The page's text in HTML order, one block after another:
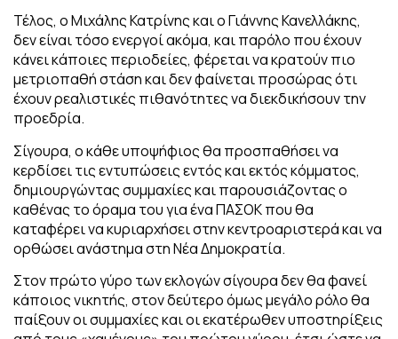
Τέλος, ο Μιχάλης Κατρίνης και ο Γιάννης Κανελλάκης,
δεν είναι τόσο ενεργοί ακόμα, και παρόλο που έχουν
κάνει κάποιες περιοδείες, φέρεται να κρατούν πιο
μετριοπαθή στάση και δεν φαίνεται προσώρας ότι
έχουν ρεαλιστικές πιθανότητες να διεκδικήσουν την
προεδρία.
Σίγουρα, ο κάθε υποψήφιος θα προσπαθήσει να
κερδίσει τις εντυπώσεις εντός και εκτός κόμματος,
δημιουργώντας συμμαχίες και παρουσιάζοντας ο
καθένας το όραμα του για ένα ΠΑΣΟΚ που θα
καταφέρει να κυριαρχήσει στην κεντροαριστερά και να
ορθώσει ανάστημα στη Νέα Δημοκρατία.
Στον πρώτο γύρο των εκλογών σίγουρα δεν θα φανεί
κάποιος νικητής, στον δεύτερο όμως μεγάλο ρόλο θα
παίξουν οι συμμαχίες και οι εκατέρωθεν υποστηρίξεις